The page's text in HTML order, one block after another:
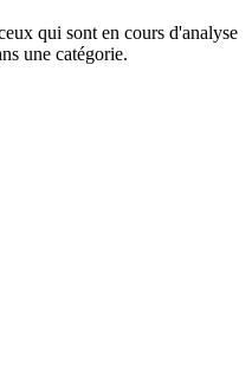
qui sont en cours d'analyse
une catégorie.